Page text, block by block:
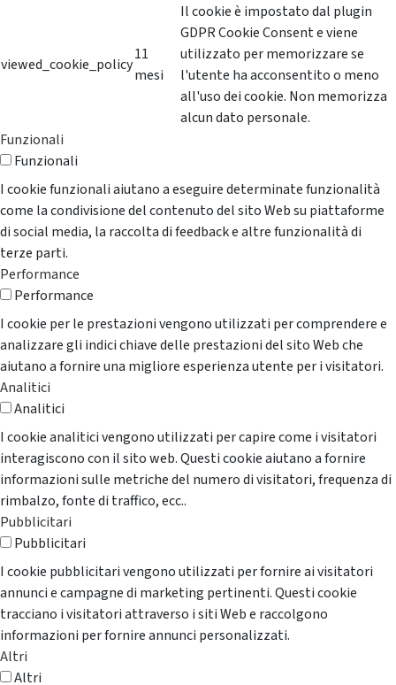
viewed_cookie_policy
11
mesi
Il cookie è impostato dal plugin
GDPR Cookie Consent e viene
utilizzato per memorizzare se
l'utente ha acconsentito o meno
all'uso dei cookie. Non memorizza
alcun dato personale.
Funzionali
Funzionali
I cookie funzionali aiutano a eseguire determinate funzionalità
come la condivisione del contenuto del sito Web su piattaforme
di social media, la raccolta di feedback e altre funzionalità di
terze parti.
Performance
Performance
I cookie per le prestazioni vengono utilizzati per comprendere e
analizzare gli indici chiave delle prestazioni del sito Web che
aiutano a fornire una migliore esperienza utente per i visitatori.
Analitici
Analitici
I cookie analitici vengono utilizzati per capire come i visitatori
interagiscono con il sito web. Questi cookie aiutano a fornire
informazioni sulle metriche del numero di visitatori, frequenza di
rimbalzo, fonte di traffico, ecc..
Pubblicitari
Pubblicitari
I cookie pubblicitari vengono utilizzati per fornire ai visitatori
annunci e campagne di marketing pertinenti. Questi cookie
tracciano i visitatori attraverso i siti Web e raccolgono
informazioni per fornire annunci personalizzati.
Altri
Altri